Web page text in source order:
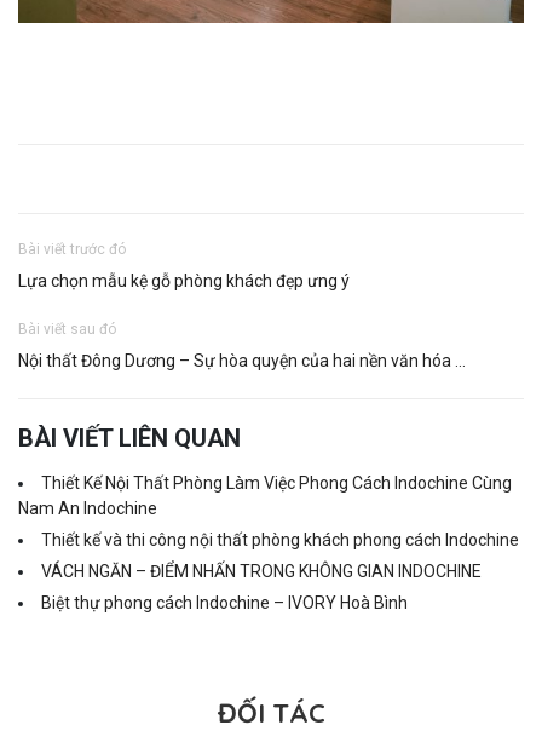
Bài viết trước đó
Lựa chọn mẫu kệ gỗ phòng khách đẹp ưng ý
Bài viết sau đó
Nội thất Đông Dương – Sự hòa quyện của hai nền văn hóa …
BÀI VIẾT LIÊN QUAN
Thiết Kế Nội Thất Phòng Làm Việc Phong Cách Indochine Cùng
Nam An Indochine
Thiết kế và thi công nội thất phòng khách phong cách Indochine
VÁCH NGĂN – ĐIỂM NHẤN TRONG KHÔNG GIAN INDOCHINE
Biệt thự phong cách Indochine – IVORY Hoà Bình
ĐỐI TÁC